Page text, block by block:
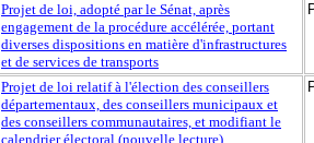
Projet de loi, adopté par le Sénat, après
engagement de la procédure accélérée, portant
diverses dispositions en matière d'infrastructures
et de services de transports
Projet de loi relatif à l'élection des conseillers
départementaux, des conseillers municipaux et
des conseillers communautaires, et modifiant le
calendrier électoral (nouvelle lecture)